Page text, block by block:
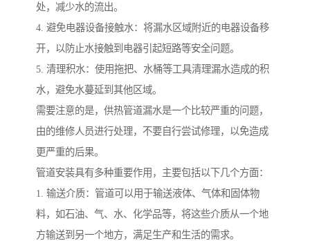
处，减少水的流出。
4. 避免电器设备接触水：将漏水区域附近的电器设备移
开，以防止水接触到电器引起短路等安全问题。
5. 清理积水：使用拖把、水桶等工具清理漏水造成的积
水，避免水蔓延到其他区域。
需要注意的是，供热管道漏水是一个比较严重的问题，
由的维修人员进行处理，不要自行尝试修理，以免造成
更严重的后果。
管道安装具有多种重要作用，主要包括以下几个方面：
1. 输送介质：管道可以用于输送液体、气体和固体物
料，如石油、气、水、化学品等，将这些介质从一个地
方输送到另一个地方，满足生产和生活的需求。